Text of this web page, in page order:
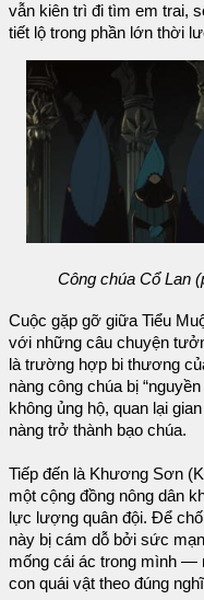
vẫn kiên trì đi tìm em trai,
tiết lộ trong phần lớn thời
Công chúa Cổ Lan
Cuộc gặp gỡ giữa Tiểu
với những câu chuyện
là trường hợp bi thương
nàng công chúa bị
không ủng hộ, quan lại
nàng trở thành bạo chúa.
Tiếp đến là Khương Sơn
một cộng đồng nông dân
lực lượng quân đội. Để
này bị cám dỗ bởi sức
mống cái ác trong mình —
con quái vật theo đúng